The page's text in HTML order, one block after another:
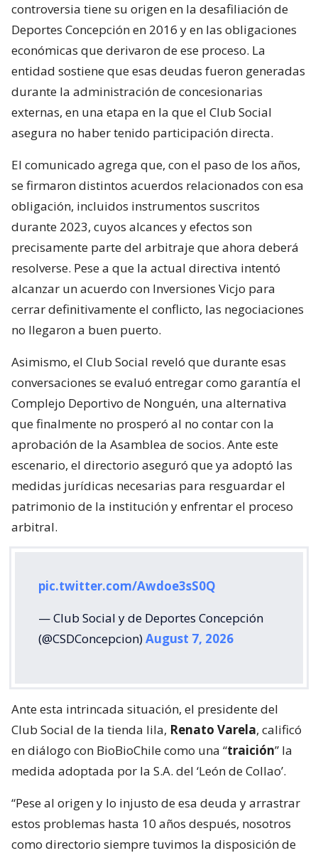
controversia tiene su origen en la desafiliación de
Deportes Concepción en 2016 y en las obligaciones
económicas que derivaron de ese proceso. La
entidad sostiene que esas deudas fueron generadas
durante la administración de concesionarias
externas, en una etapa en la que el Club Social
asegura no haber tenido participación directa.
El comunicado agrega que, con el paso de los años,
se firmaron distintos acuerdos relacionados con esa
obligación, incluidos instrumentos suscritos
durante 2023, cuyos alcances y efectos son
precisamente parte del arbitraje que ahora deberá
resolverse. Pese a que la actual directiva intentó
alcanzar un acuerdo con Inversiones Vicjo para
cerrar definitivamente el conflicto, las negociaciones
no llegaron a buen puerto.
Asimismo, el Club Social reveló que durante esas
conversaciones se evaluó entregar como garantía el
Complejo Deportivo de Nonguén, una alternativa
que finalmente no prosperó al no contar con la
aprobación de la Asamblea de socios. Ante este
escenario, el directorio aseguró que ya adoptó las
medidas jurídicas necesarias para resguardar el
patrimonio de la institución y enfrentar el proceso
arbitral.
pic.twitter.com/Awdoe3sS0Q
— Club Social y de Deportes Concepción
(@CSDConcepcion)August 7, 2026
Ante esta intrincada situación, el presidente del
Club Social de la tienda lila, Renato Varela, calificó
en diálogo con BioBioChile como una “traición” la
medida adoptada por la S.A. del ‘León de Collao’.
“Pese al origen y lo injusto de esa deuda y arrastrar
estos problemas hasta 10 años después, nosotros
como directorio siempre tuvimos la disposición de